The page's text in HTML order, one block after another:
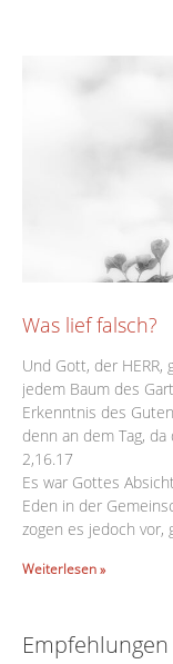
Was lief falsch?
Und Gott, der
jedem Baum des
Erkenntnis des
denn an dem Tag,
2,16.17
Es war Gottes
Eden in der
zogen es jedoch
Weiterlesen »
Empfehlungen